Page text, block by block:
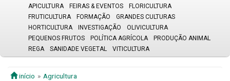
APICULTURA
FEIRAS & EVENTOS
FLORICULTURA
FRUTICULTURA
FORMAÇÃO
GRANDES CULTURAS
HORTICULTURA
INVESTIGAÇÃO
OLIVICULTURA
PEQUENOS FRUTOS
POLÍTICA AGRÍCOLA
PRODUÇÃO ANIMAL
REGA
SANIDADE VEGETAL VITICULTURA
início
Agricultura